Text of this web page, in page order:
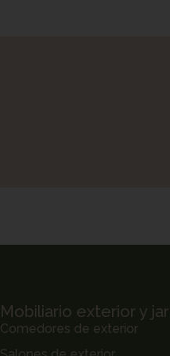
Mobiliario exterior y
Comedores de exterior